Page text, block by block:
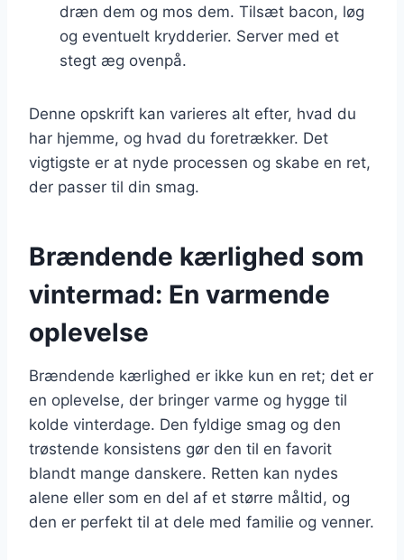
dræn dem og mos dem. Tilsæt bacon, løg
og eventuelt krydderier. Server med et
stegt æg ovenpå.
Denne opskrift kan varieres alt efter, hvad du
har hjemme, og hvad du foretrækker. Det
vigtigste er at nyde processen og skabe en ret,
der passer til din smag.
Brændende kærlighed som
vintermad: En varmende
oplevelse
Brændende kærlighed er ikke kun en ret; det er
en oplevelse, der bringer varme og hygge til
kolde vinterdage. Den fyldige smag og den
trøstende konsistens gør den til en favorit
blandt mange danskere. Retten kan nydes
alene eller som en del af et større måltid, og
den er perfekt til at dele med familie og venner.